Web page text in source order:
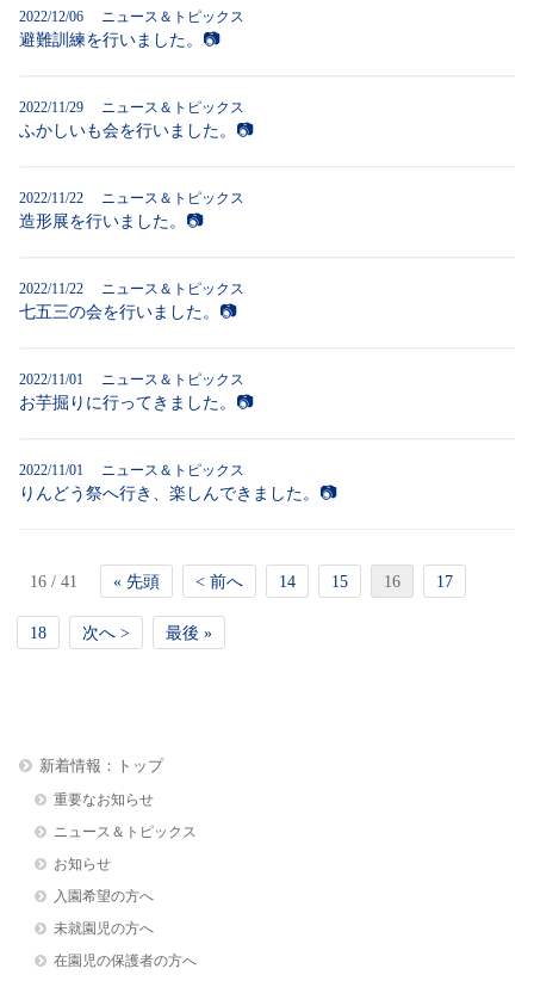
2022/12/06 ニュース＆トピックス
避難訓練を行いました。📷
2022/11/29 ニュース＆トピックス
ふかしいも会を行いました。📷
2022/11/22 ニュース＆トピックス
造形展を行いました。📷
2022/11/22 ニュース＆トピックス
七五三の会を行いました。📷
2022/11/01 ニュース＆トピックス
お芋掘りに行ってきました。📷
2022/11/01 ニュース＆トピックス
りんどう祭へ行き、楽しんできました。📷
16 / 41 « 先頭 < 前へ 14 15 16 17
18 次へ > 最後 »
新着情報：トップ
重要なお知らせ
ニュース＆トピックス
お知らせ
入園希望の方へ
未就園児の方へ
在園児の保護者の方へ